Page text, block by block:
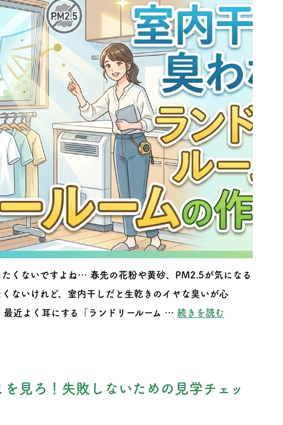
くないですよね… 春先の花粉や黄砂、PM2.5が気になる
ないけれど、室内干しだと生乾きのイヤな臭いが心
近よく耳にする「ランドリールーム … 続きを読む“花粉や黄砂
見ろ！失敗しないための見学チェッ